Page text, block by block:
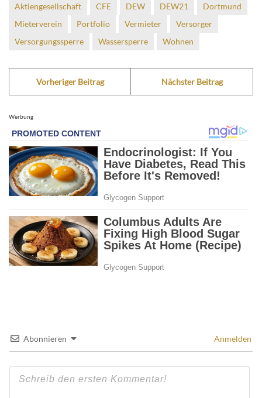
Aktiengesellschaft CFE DEW DEW21
Dortmund
Mieterverein
Portfolio Vermieter
Versorger
Versorgungssperre
Wassersperre Wohnen
Vorheriger Beitrag Nächster Beitrag
Werbung
Abonnieren Anmelden